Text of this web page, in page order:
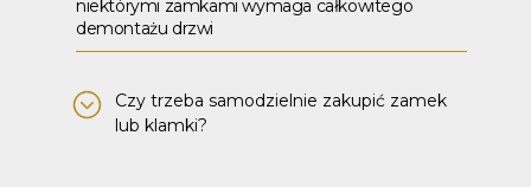
niektórymi zamkami wymaga całkowitego
demontażu drzwi
Czy trzeba samodzielnie zakupić zamek
lub klamki?